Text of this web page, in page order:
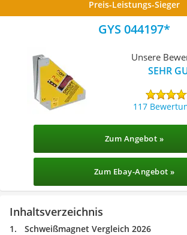
Preis-Leistungs-Sieger
GYS 044197
Unsere
SEHR
117
Zum Angebot »
Zum Ebay-Angebot »
Inhaltsverzeichnis
Schweißmagnet Vergleich 2026